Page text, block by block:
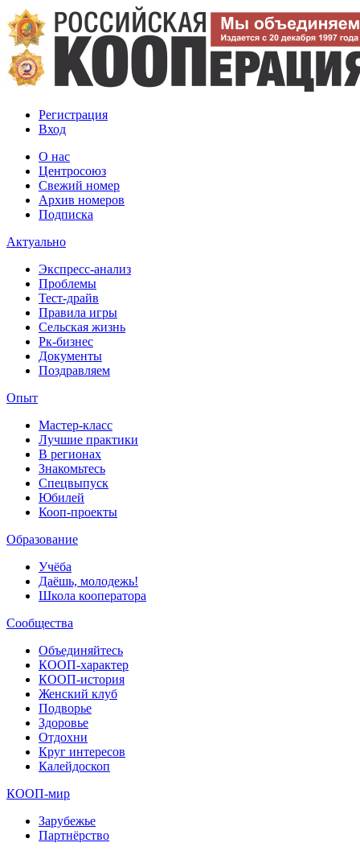
Регистрация
Вход
О нас
Центросоюз
Свежий номер
Архив номеров
Подписка
Актуально
Экспресс-анализ
Проблемы
Тест-драйв
Правила игры
Сельская жизнь
Рк-бизнес
Документы
Поздравляем
Опыт
Мастер-класс
Лучшие практики
В регионах
Знакомьтесь
Спецвыпуск
Юбилей
Кооп-проекты
Образование
Учёба
Даёшь, молодежь!
Школа кооператора
Сообщества
Объединяйтесь
КООП-характер
КООП-история
Женский клуб
Подворье
Здоровье
Отдохни
Круг интересов
Калейдоскоп
КООП-мир
Зарубежье
Партнёрство